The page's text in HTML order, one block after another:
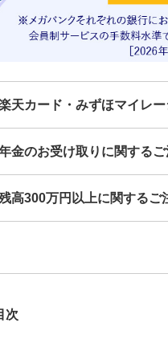
天カード・みずほマイレ
金のお受け取りに関する
高300万円以上に関するご
次